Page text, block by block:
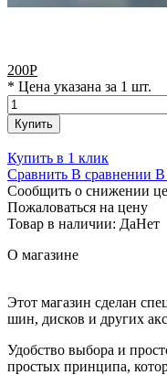
200Р
* Цена указана за 1 шт.
Купить
Купить в 1 клик
Сравнить В сравнении В
Сообщить о снижении
Пожаловаться на цену
Товар в наличии: ДаНет
О магазине
Этот магазин сделан
шин, дисков и других
Удобство выбора и
простых принципа,